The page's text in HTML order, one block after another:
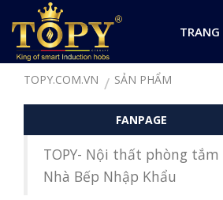
TRANG
TOPY.COM.VN SẢN PHẨM
FANPAGE
TOPY- Nội thất phòng tắm
Nhà Bếp Nhập Khẩu